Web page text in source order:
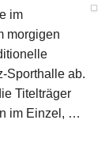
im
morgigen
Sporthalle ab.
Titelträger
im Einzel, …